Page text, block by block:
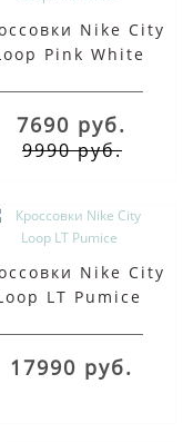
Nike City
Pink White
7690 руб.
9990 руб.
Nike City
LT Pumice
17990 руб.